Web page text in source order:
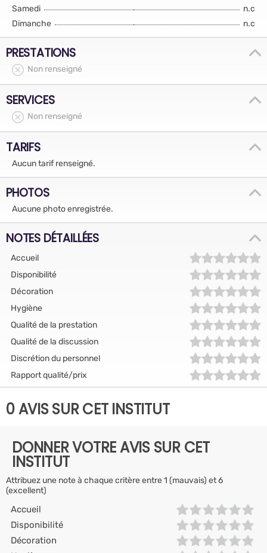
Samedi
n.c
Dimanche
n.c
PRESTATIONS
Non renseigné
SERVICES
Non renseigné
TARIFS
Aucun tarif renseigné.
PHOTOS
Aucune photo enregistrée.
NOTES DÉTAILLÉES
Accueil
Disponibilité
Décoration
Hygiène
Qualité de la prestation
Qualité de la discussion
Discrétion du personnel
Rapport qualité/prix
0 AVIS SUR CET INSTITUT
DONNER VOTRE AVIS SUR CET
INSTITUT
Attribuez une note à chaque critère entre 1 (mauvais) et 6
(excellent)
Accueil
Disponibilité
Décoration